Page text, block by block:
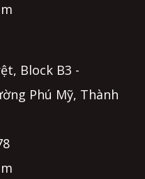
Block B3 -
Phú Mỹ, Thành